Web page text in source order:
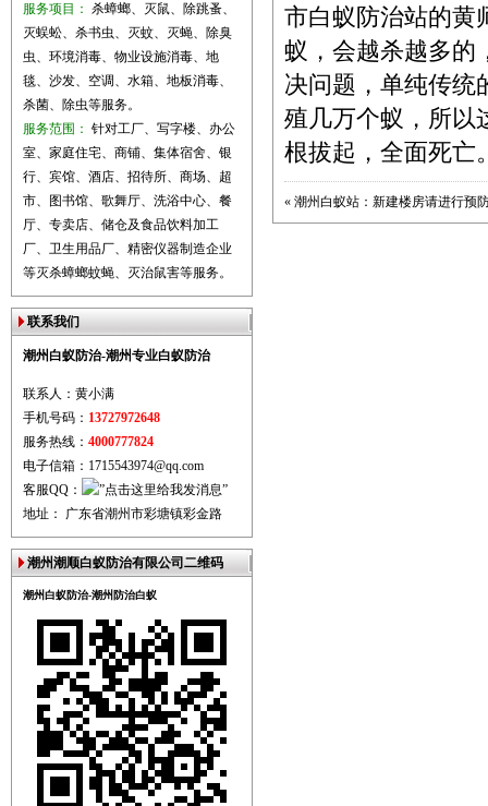
服务项目： 杀蟑螂、灭鼠、除跳蚤、
灭蜈蚣、杀书虫、灭蚊、灭蝇、除臭
虫、环境消毒、物业设施消毒、地
毯、沙发、空调、水箱、地板消毒、
杀菌、除虫等服务。
服务范围： 针对工厂、写字楼、办公
室、家庭住宅、商铺、集体宿舍、银
行、宾馆、酒店、招待所、商场、超
市、图书馆、歌舞厅、洗浴中心、餐
厅、专卖店、储仓及食品饮料加工
厂、卫生用品厂、精密仪器制造企业
等灭杀蟑螂蚊蝇、灭治鼠害等服务。
联系我们
潮州白蚁防治-潮州专业白蚁防治
联系人：黄小满
手机号码： 13727972648
服务热线： 4000777824
电子信箱：1715543974@qq.com
客服QQ：
地址： 广东省潮州市彩塘镇彩金路
潮州潮顺白蚁防治有限公司二维码
潮州白蚁防治-潮州防治白蚁
市白蚁防治站的黄
蚁，会越杀越多的
决问题，单纯传统
殖几万个蚁，所以
根拔起，全面死亡
« 潮州白蚁站：新建楼房请进行预